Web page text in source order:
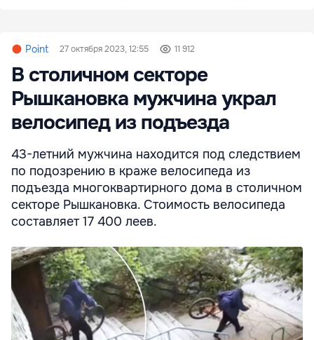
Point 27 октября 2023, 12:55 11 912
В столичном секторе
Рышкановка мужчина украл
велосипед из подъезда
43-летний мужчина находится под следствием
по подозрению в краже велосипеда из
подъезда многоквартирного дома в столичном
секторе Рышкановка. Стоимость велосипеда
составляет 17 400 леев.